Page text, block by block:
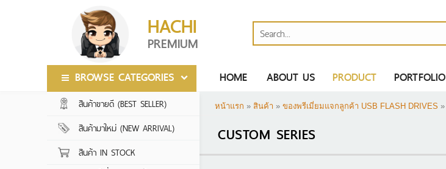
HACHI
PREMIUM
BROWSE CATEGORIES
สินค้าขายดี (BEST SELLER)
สินค้ามาใหม่ (NEW ARRIVAL)
สินค้า IN STOCK
HOME ABOUT US PRODUCT PORTFOLIO
สินค้าขายดี (BEST SELLER)
สินค้ามาใหม่ (NEW ARRIVAL)
สินค้า IN STOCK
หน้าแรก » สินค้า » ของพรีเมี่ยมแจกลูกค้า USB FLASH DRIVES »
CUSTOM SERIES